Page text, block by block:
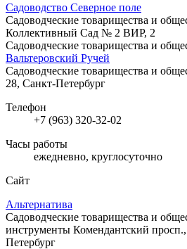
Садоводство Северное поле
Садоводческие товарищества и
Коллективный Сад № 2 ВИР, 2
Садоводческие товарищества и
Вальтеровский Ручей
Садоводческие товарищества и
28, Санкт-Петербург
Телефон
+7 (963) 320-32-02
Часы работы
ежедневно, круглосуточно
Сайт
Альтернатива
Садоводческие товарищества и
инструменты Комендантский
Петербург